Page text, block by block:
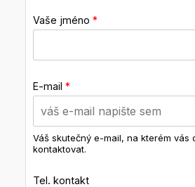
Vaše jméno *
E-mail *
Váš skutečný e-mail, na kterém vás
kontaktovat.
Tel. kontakt